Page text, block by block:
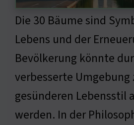
Die 30 Bäume sind
Lebens und der
Bevölkerung könnte
verbesserte Umgebung
gesünderen Lebensstil
werden. In der